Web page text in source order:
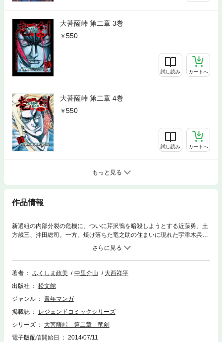
大菩薩峠 第二章 3巻
550
試し読み カートへ
大菩薩峠 第二章 4巻
550
試し読み カートへ
もっと見る
作品情報
新選組の内部分裂の危機に、ついに芹沢鴨を暗殺しようとする近藤勇、土
方歳三、沖田総司。一方、焼け落ちた竜之助の住まいに現れた宇津木兵馬
は、仇敵･机竜之助と赤児･郁太郎の行方を探していた。裏宿の七兵衛はお
絹に預けたお松のことで一悶着を起こす。竜之助を探して吉原大門の前に
現れた兵馬は、乞食に扮した七兵衛に出会う……。(フルカラー作品)
著者
ふくしま政美 中里介山
大西祥平
出版社
松文館
ジャンル
青年マンガ
掲載誌
レジェンドコミックシリーズ
シリーズ
大菩薩峠 第二章 竜剣
電子版配信開始日
2014/07/11